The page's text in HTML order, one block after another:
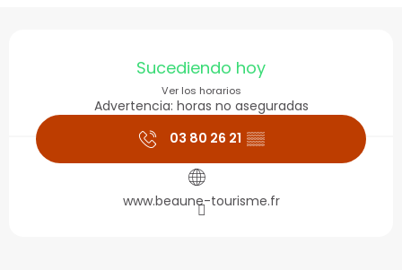
Horarios y datos de
Sucediendo hoy
Ver los horarios
Advertencia: horas no aseguradas
03 80 26 21 ▒▒
www.beaune-tourisme.fr